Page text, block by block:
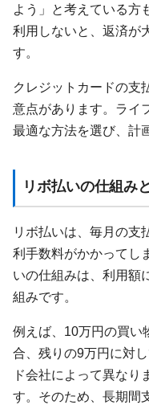
よう」と考えている方
利用しないと、返済が
す。
クレジットカードの支
意点があります。ライ
最適な方法を選び、計
リボ払いの仕組み
リボ払いは、毎月の支
利手数料がかかってし
いの仕組みは、利用額
組みです。
例えば、10万円の買い
合、残りの9万円に対
ド会社によって異なり
す。そのため、長期間